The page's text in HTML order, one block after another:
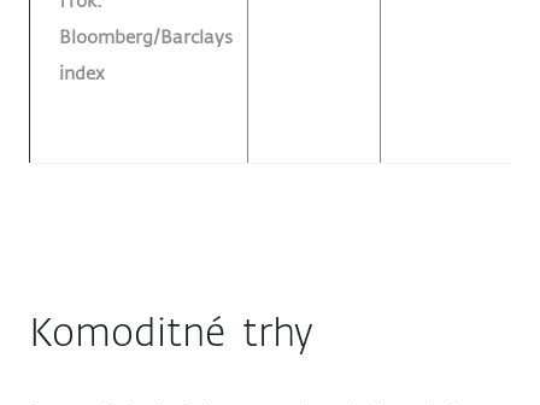
Bloomberg/Barclays
index
Komoditné trhy